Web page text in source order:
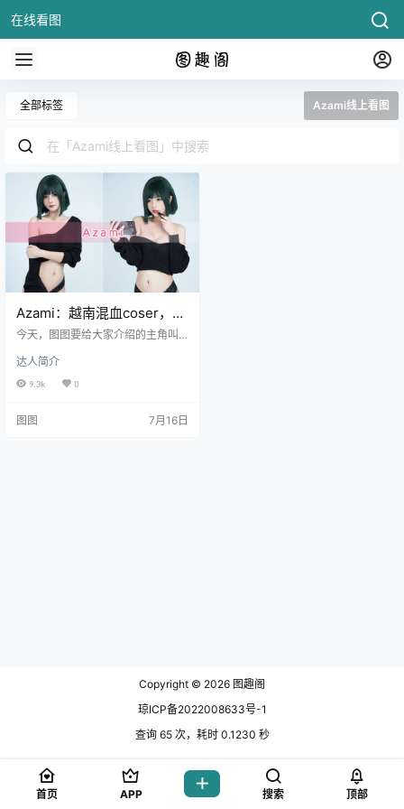
在线看图
全部标签 Azami线上看图
Azami：越南混血coser，
cos图集极限风情难挡
今天，图图要给大家介绍的主角叫
虹六号：围攻》里面的角色，而是
一位来自越南的漂亮小姐姐，她拥
她是个混血儿，但实.
达人简介
9.3k 0
图图 7月16日
Copyright © 2026 图趣阁
琼ICP备2022008633号-1
查询 65 次，耗时 0.1230 秒
首页 APP 搜索 顶部